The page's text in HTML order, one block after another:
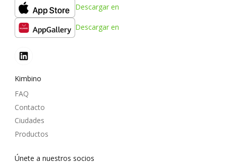
Descargar en
Descargar en
Kimbino
FAQ
Contacto
Ciudades
Productos
Únete a nuestros socios